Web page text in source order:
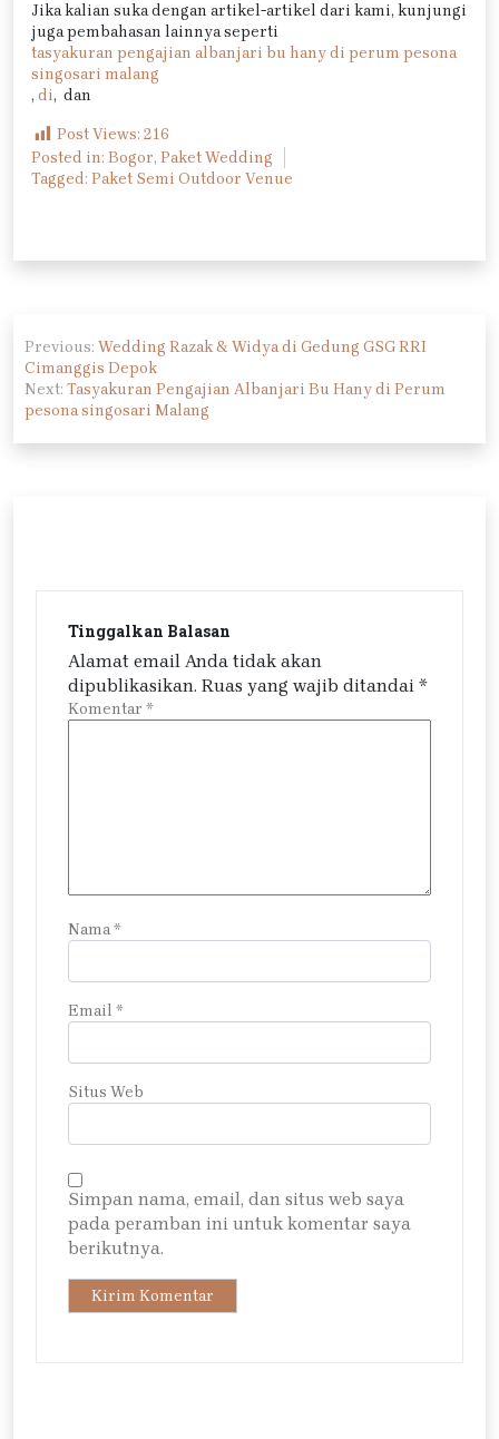
Jika kalian suka dengan artikel-artikel dari kami, kunjungi
juga pembahasan lainnya seperti
tasyakuran pengajian albanjari bu hany di perum pesona
singosari malang
, di, dan
Post Views: 216
Posted in: Bogor, Paket Wedding
Tagged: Paket Semi Outdoor Venue
Navigasi
pos
Previous: Wedding Razak & Widya di Gedung GSG RRI
Cimanggis Depok
Next: Tasyakuran Pengajian Albanjari Bu Hany di Perum
pesona singosari Malang
Tinggalkan Balasan
Alamat email Anda tidak akan
dipublikasikan. Ruas yang wajib ditandai *
Komentar *
Nama*
Email *
Situs Web
Simpan nama, email, dan situs web saya
pada peramban ini untuk komentar saya
berikutnya.